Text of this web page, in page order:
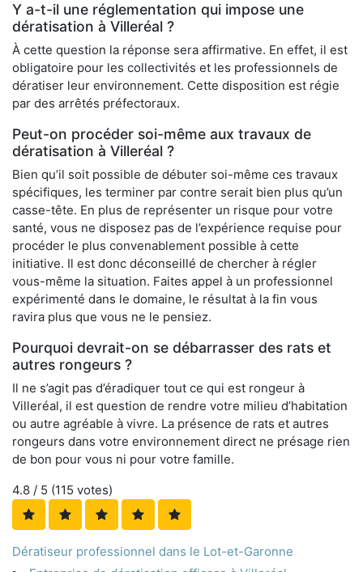
Y a-t-il une réglementation qui impose une
dératisation à Villeréal ?
À cette question la réponse sera affirmative. En effet, il est
obligatoire pour les collectivités et les professionnels de
dératiser leur environnement. Cette disposition est régie
par des arrêtés préfectoraux.
Peut-on procéder soi-même aux travaux de
dératisation à Villeréal ?
Bien qu’il soit possible de débuter soi-même ces travaux
spécifiques, les terminer par contre serait bien plus qu’un
casse-tête. En plus de représenter un risque pour votre
santé, vous ne disposez pas de l’expérience requise pour
procéder le plus convenablement possible à cette
initiative. Il est donc déconseillé de chercher à régler
vous-même la situation. Faites appel à un professionnel
expérimenté dans le domaine, le résultat à la fin vous
ravira plus que vous ne le pensiez.
Pourquoi devrait-on se débarrasser des rats et
autres rongeurs ?
Il ne s’agit pas d’éradiquer tout ce qui est rongeur à
Villeréal, il est question de rendre votre milieu d’habitation
ou autre agréable à vivre. La présence de rats et autres
rongeurs dans votre environnement direct ne présage rien
de bon pour vous ni pour votre famille.
4.8 / 5 (115 votes)
Dératiseur professionnel dans le Lot-et-Garonne